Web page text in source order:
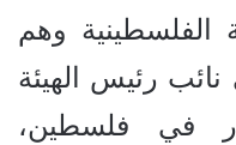
الفلسطينية وهم
رئيس الهيئة
في فلسطين،